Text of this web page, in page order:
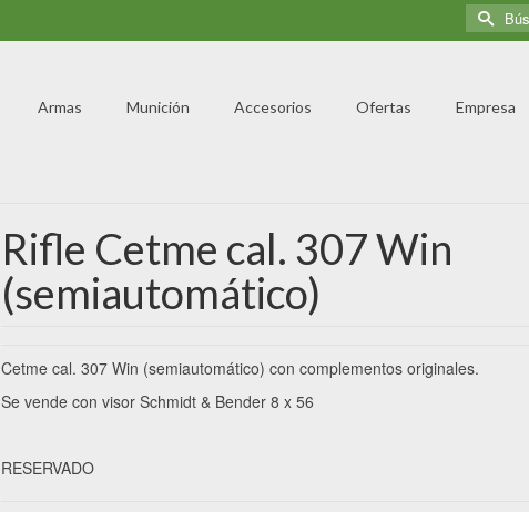
Armas Munición Accesorios Ofertas Empresa
Rifle Cetme cal. 307 Win
(semiautomático)
Cetme cal. 307 Win (semiautomático) con complementos originales.
Se vende con visor Schmidt & Bender 8 x 56
RESERVADO